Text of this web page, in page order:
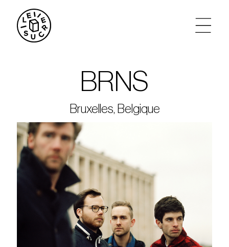
agenda
le sucre max
partenariats
privatisations
BRNS
Bruxelles, Belgique